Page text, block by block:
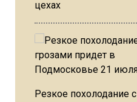
цехах
Резкое похолодание с